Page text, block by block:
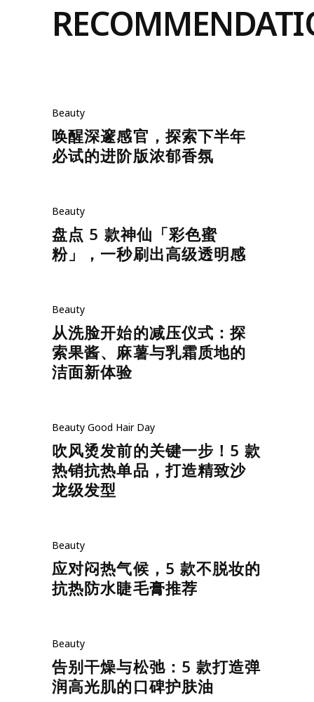
Beauty
唤醒深邃感官，探索下半年
必试的进阶版浓郁香氛
Beauty
盘点 5 款神仙「彩色蜜
粉」，一秒刷出高级透明感
Beauty
从洗脸开始的减压仪式：探
索果酱、麻薯与乳霜质地的
洁面新体验
Beauty Good Hair Day
吹风烫发前的关键一步！5 款
热销抗热单品，打造精致沙
龙级发型
Beauty
应对闷热气候，5 款不脱妆的
抗热防水睫毛膏推荐
Beauty
告别干燥与松弛：5 款打造弹
润高光肌的口碑护肤油